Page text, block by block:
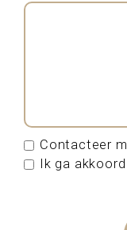
Contacteer
Ik ga